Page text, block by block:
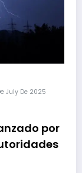
July De 2025
por